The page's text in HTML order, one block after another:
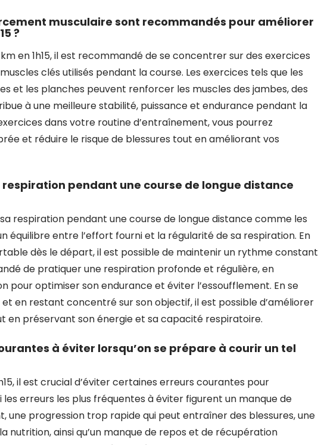
musculaire sont recommandés pour améliorer
?
en 1h15, il est recommandé de se concentrer sur des exercices
clés utilisés pendant la course. Les exercices tels que les
et les planches peuvent renforcer les muscles des jambes, des
à une meilleure stabilité, puissance et endurance pendant la
dans votre routine d’entraînement, vous pourrez
et réduire le risque de blessures tout en améliorant vos
pendant une course de longue distance
respiration pendant une course de longue distance comme les
équilibre entre l’effort fourni et la régularité de sa respiration. En
dès le départ, il est possible de maintenir un rythme constant
de pratiquer une respiration profonde et régulière, en
pour optimiser son endurance et éviter l’essoufflement. En se
en restant concentré sur son objectif, il est possible d’améliorer
en préservant son énergie et sa capacité respiratoire.
à éviter lorsqu’on se prépare à courir un tel
il est crucial d’éviter certaines erreurs courantes pour
les erreurs les plus fréquentes à éviter figurent un manque de
une progression trop rapide qui peut entraîner des blessures, une
nutrition, ainsi qu’un manque de repos et de récupération